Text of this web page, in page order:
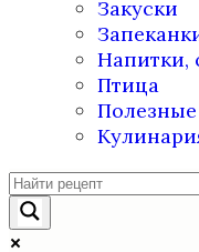
Закуски
Напитки,
Птица